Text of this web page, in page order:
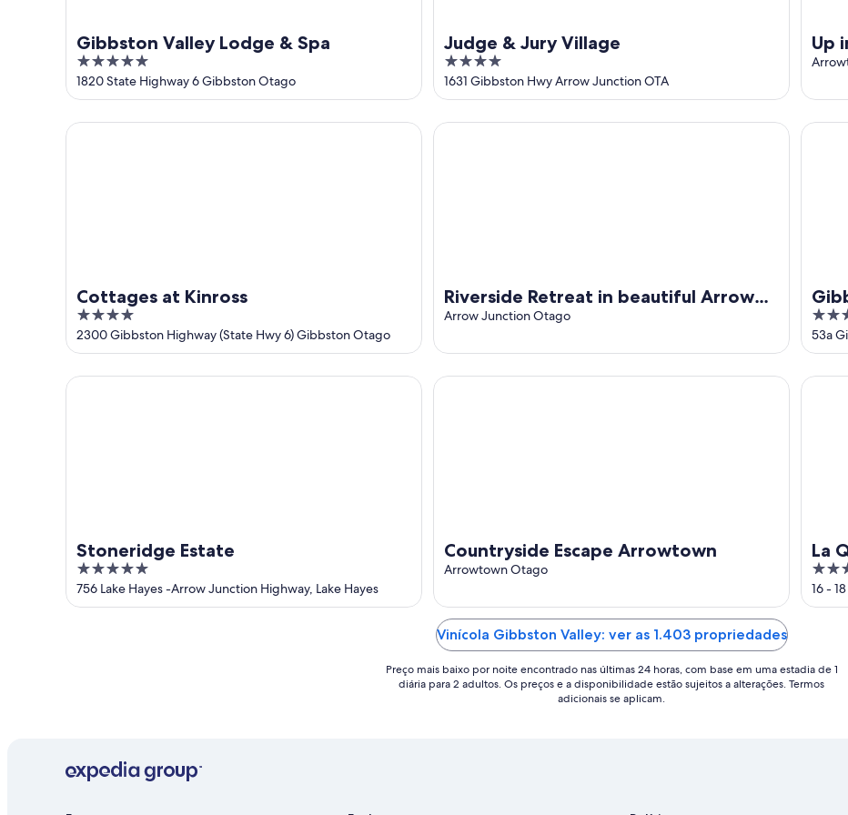
Gibbston Valley Lodge & Spa
5
out
of
5
1820 State Highway 6 Gibbston Otago
Judge & Jury Village
4
out
of
5
1631 Gibbston Hwy Arrow Junction OTA
Up
Cottages at Kinross
4
out
of
5
2300 Gibbston Highway (State Hwy 6) Gibbston Otago
Cottages at Kinross
Riverside Retreat in beautiful Arrow
Junction
Arrow Junction Otago
Riverside Retreat in beautiful Arrow Junction
4
out
of
5
53a
Stoneridge Estate
5
out
of
756 Lake Hayes -Arrow Junction Highway, Lake Hayes
Stoneridge Estate
Countryside Escape Arrowtown
Arrowtown Otago
Countryside Escape Arrowtown
La
4
out
of
16 -
La
Vinícola Gibbston Valley: ver as 1.403 propriedades
Preço mais baixo por noite encontrado nas últimas 24 horas, com base em uma estadia de 1
diária para 2 adultos. Os preços e a disponibilidade estão sujeitos a alterações. Termos
adicionais se aplicam.